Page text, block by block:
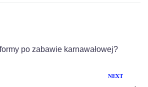
po zabawie karnawałowej?
NEXT